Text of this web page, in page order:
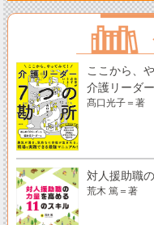
ここから、
介護リーダ
髙口光子＝著
対人援助職
荒木 篤＝著